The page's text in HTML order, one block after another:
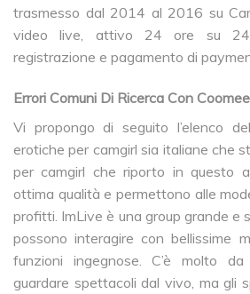
trasmesso dal 2014 al 2016 su
video live, attivo 24 ore su
registrazione e pagamento di
Errori Comuni Di Ricerca Con
Vi propongo di seguito l’elenco
erotiche per camgirl sia italiane che
per camgirl che riporto in questo
ottima qualità e permettono alle
profitti. ImLive è una group grande e
possono interagire con bellissime
funzioni ingegnose. C’è molto
guardare spettacoli dal vivo, ma gli